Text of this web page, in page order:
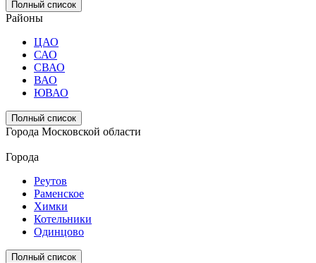
Полный список
Районы
ЦАО
САО
СВАО
ВАО
ЮВАО
Полный список
Города Московской области
Города
Реутов
Раменское
Химки
Котельники
Одинцово
Полный список